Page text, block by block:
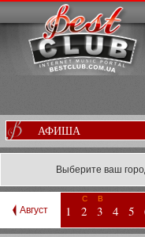
АФИША
Выберите ваш
Август 1
С
2
В
3 4 5